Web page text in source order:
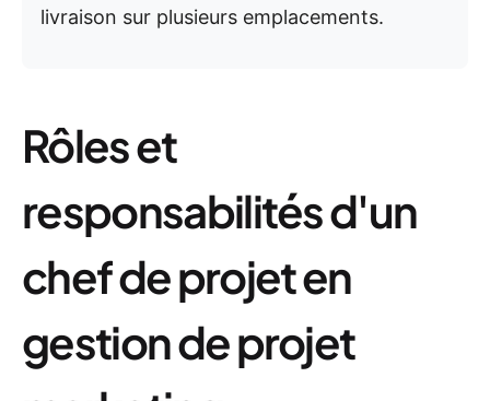
livraison sur plusieurs emplacements.
Rôles et
responsabilités d'un
chef de projet en
gestion de projet